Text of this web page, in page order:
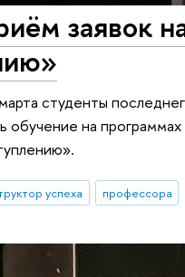
заявок
студенты
на
успеха профессора